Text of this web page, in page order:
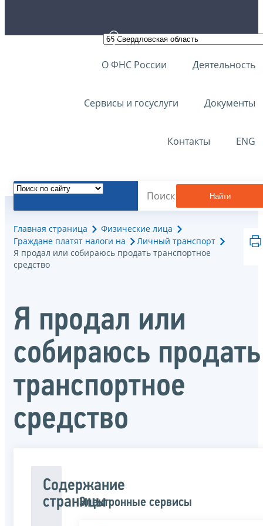
О ФНС России Деятельность
Сервисы и госуслуги Документы
Контакты ENG
Найти
Главная страница
Физические лица
Граждане платят налоги на
Личный транспорт
Я продал или собираюсь продать транспортное
средство
Я продал или
собираюсь продать
транспортное
средство
Содержание
страницыЭлектронные сервисы